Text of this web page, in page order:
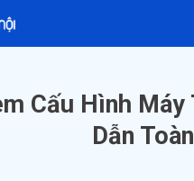
Cấu Hình
Dẫn